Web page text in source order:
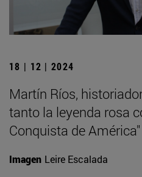
18 | 12 | 2024
Martín Ríos,
tanto la leyenda rosa
Conquista de América"
Imagen Leire Escalada